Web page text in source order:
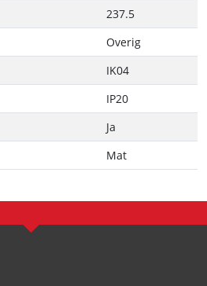
237.5
Overig
IK04
IP20
Ja
Mat